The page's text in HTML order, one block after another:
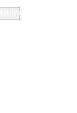
Online kaufen